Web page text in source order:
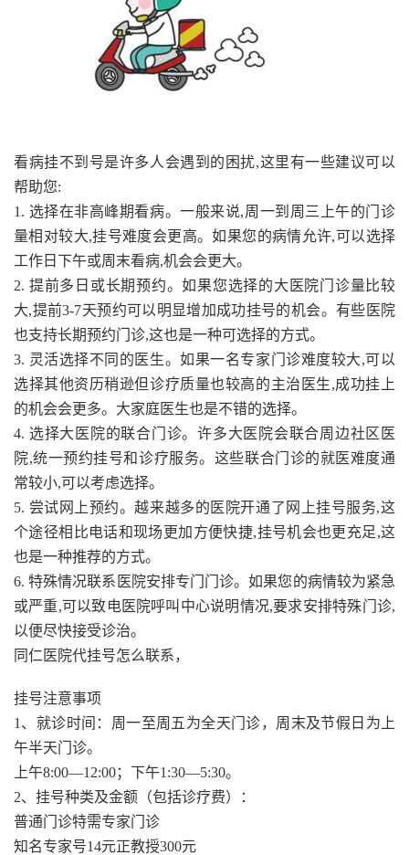
看病挂不到号是许多人会遇到的困扰,这里有一些建议可以
帮助您:
1. 选择在非高峰期看病。一般来说,周一到周三上午的门诊
量相对较大,挂号难度会更高。如果您的病情允许,可以选择
工作日下午或周末看病,机会会更大。
2. 提前多日或长期预约。如果您选择的大医院门诊量比较
大,提前3-7天预约可以明显增加成功挂号的机会。有些医院
也支持长期预约门诊,这也是一种可选择的方式。
3. 灵活选择不同的医生。如果一名专家门诊难度较大,可以
选择其他资历稍逊但诊疗质量也较高的主治医生,成功挂上
的机会会更多。大家庭医生也是不错的选择。
4. 选择大医院的联合门诊。许多大医院会联合周边社区医
院,统一预约挂号和诊疗服务。这些联合门诊的就医难度通
常较小,可以考虑选择。
5. 尝试网上预约。越来越多的医院开通了网上挂号服务,这
个途径相比电话和现场更加方便快捷,挂号机会也更充足,这
也是一种推荐的方式。
6. 特殊情况联系医院安排专门门诊。如果您的病情较为紧急
或严重,可以致电医院呼叫中心说明情况,要求安排特殊门诊,
以便尽快接受诊治。
同仁医院代挂号怎么联系，
挂号注意事项
1、就诊时间：周一至周五为全天门诊，周末及节假日为上
午半天门诊。
上午8:00—12:00；下午1:30—5:30。
2、挂号种类及金额（包括诊疗费）：
普通门诊特需专家门诊
知名专家号14元正教授300元